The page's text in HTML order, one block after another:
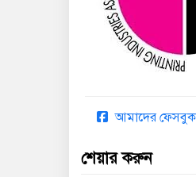
আমাদের
শেয়ার করুন